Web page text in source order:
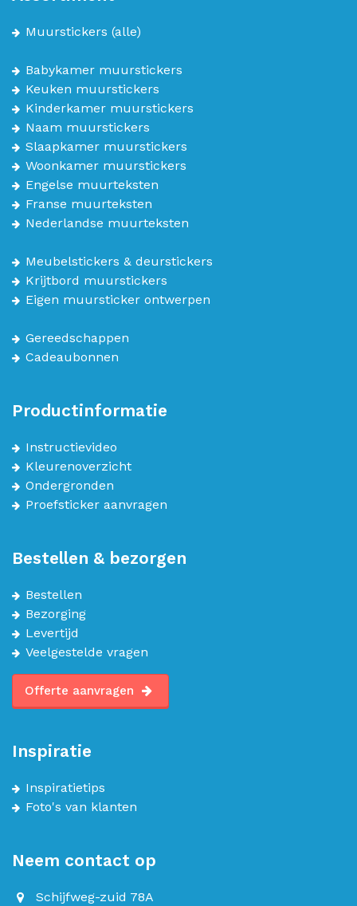
Muurstickers (alle)
Babykamer muurstickers
Keuken muurstickers
Kinderkamer muurstickers
Naam muurstickers
Slaapkamer muurstickers
Woonkamer muurstickers
Engelse muurteksten
Franse muurteksten
Nederlandse muurteksten
Meubelstickers & deurstickers
Krijtbord muurstickers
Eigen muursticker ontwerpen
Gereedschappen
Cadeaubonnen
Productinformatie
Instructievideo
Kleurenoverzicht
Ondergronden
Proefsticker aanvragen
Bestellen & bezorgen
Bestellen
Bezorging
Levertijd
Veelgestelde vragen
Offerte aanvragen
Inspiratie
Inspiratietips
Foto's van klanten
Neem contact op
Schijfweg-zuid 78A